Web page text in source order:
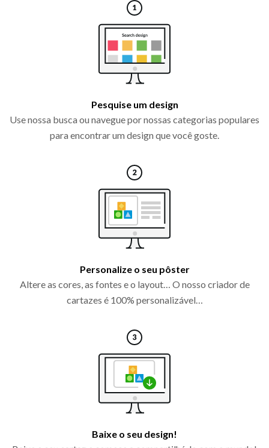
Pesquise um design
Use nossa busca ou navegue por nossas categorias populares
para encontrar um design que você goste.
Personalize o seu pôster
Altere as cores, as fontes e o layout… O nosso criador de
cartazes é 100% personalizável…
Baixe o seu design!